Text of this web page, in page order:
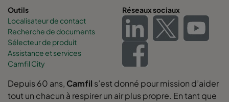
Outils
Localisateur de contact
Recherche de documents
Sélecteur de produit
Assistance et services
Camfil City
Réseaux sociaux
Depuis 60 ans, Camfil s’est donné pour mission d’aider
tout un chacun à respirer un air plus propre. En tant que